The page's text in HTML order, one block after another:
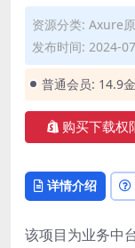
资源分类: Axure
发布时间: 2024-
普通会员: 14.9
购买下载权
详情介绍
该项目为业务中